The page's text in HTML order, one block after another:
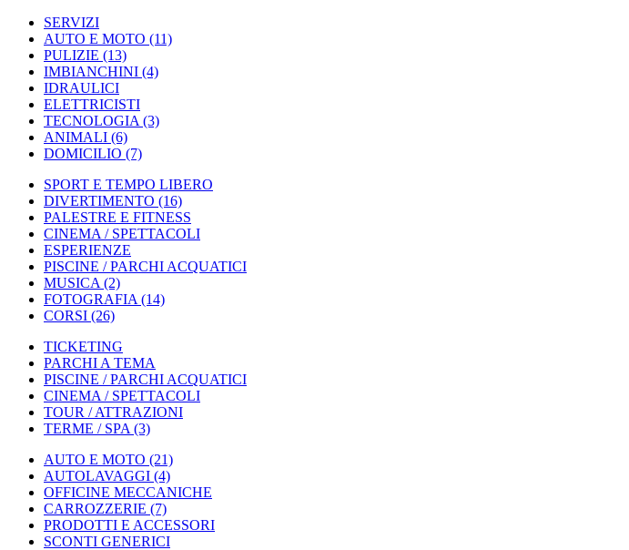
SERVIZI
AUTO E MOTO (11)
PULIZIE (13)
IMBIANCHINI (4)
IDRAULICI
ELETTRICISTI
TECNOLOGIA (3)
ANIMALI (6)
DOMICILIO (7)
SPORT E TEMPO LIBERO
DIVERTIMENTO (16)
PALESTRE E FITNESS
CINEMA / SPETTACOLI
ESPERIENZE
PISCINE / PARCHI ACQUATICI
MUSICA (2)
FOTOGRAFIA (14)
CORSI (26)
TICKETING
PARCHI A TEMA
PISCINE / PARCHI ACQUATICI
CINEMA / SPETTACOLI
TOUR / ATTRAZIONI
TERME / SPA (3)
AUTO E MOTO (21)
AUTOLAVAGGI (4)
OFFICINE MECCANICHE
CARROZZERIE (7)
PRODOTTI E ACCESSORI
SCONTI GENERICI